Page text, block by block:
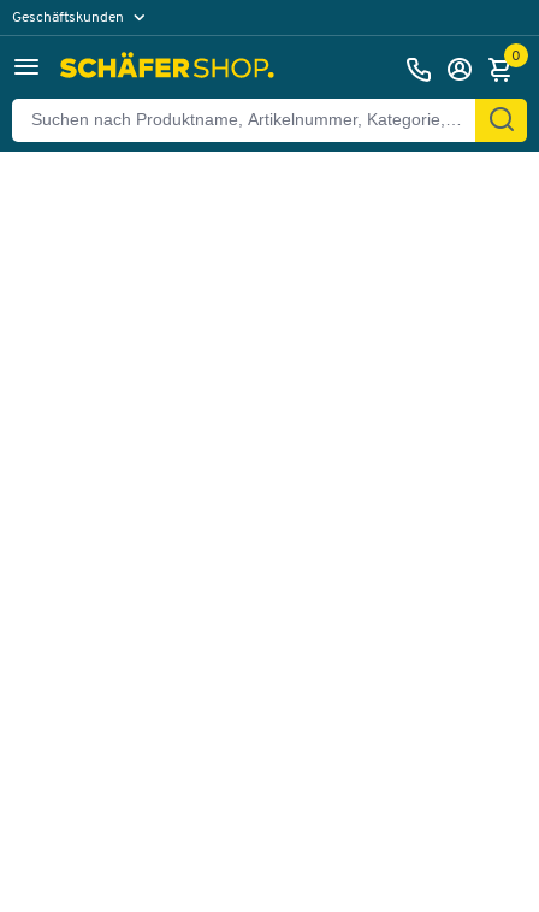
Geschäftskunden
0
Zurück